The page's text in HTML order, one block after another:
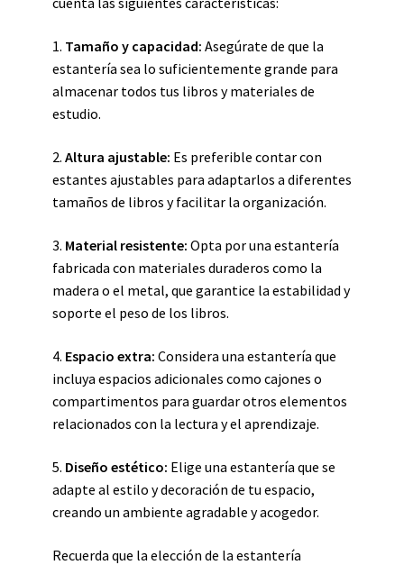
1. Tamaño y capacidad: Asegúrate de que la
estantería sea lo suficientemente grande para
almacenar todos tus libros y materiales de
estudio.
2. Altura ajustable: Es preferible contar con
estantes ajustables para adaptarlos a diferentes
tamaños de libros y facilitar la organización.
3. Material resistente: Opta por una estantería
fabricada con materiales duraderos como la
madera o el metal, que garantice la estabilidad y
soporte el peso de los libros.
4. Espacio extra: Considera una estantería que
incluya espacios adicionales como cajones o
compartimentos para guardar otros elementos
relacionados con la lectura y el aprendizaje.
5. Diseño estético: Elige una estantería que se
adapte al estilo y decoración de tu espacio,
creando un ambiente agradable y acogedor.
Recuerda que la elección de la estantería